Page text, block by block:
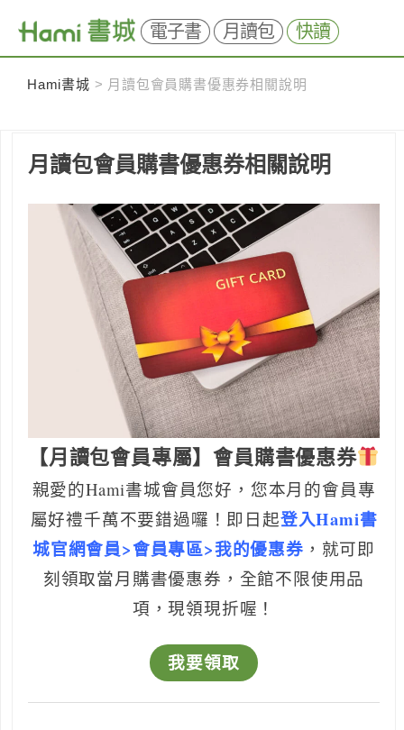
電子書 月讀包 快讀
Hami書城 > 月讀包會員購書優惠券相關說明
月讀包會員購書優惠券相關說明
【月讀包會員專屬】會員購書優惠券
親愛的Hami書城會員您好， 您本月的會員專
屬好禮千萬不要錯過囉！ 即日起登入Hami書
城官網會員>會員專區>我的優惠券 ，就可即
刻領取當月購書優惠券，全館不限使用品
項，現領現折喔！
我要領取